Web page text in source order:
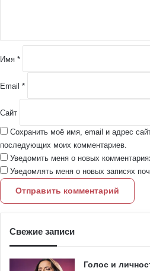
и
йИмя *
Email *
Сайт
Сохранить моё имя, email и адрес
последующих моих комментариев.
Уведомить меня о новых
Уведомлять меня о новых записях
Свежие записи
Голос и